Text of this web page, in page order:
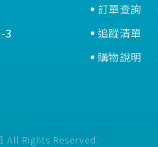
3
訂單查詢
追蹤清單
購物說明
Rights Reserved.